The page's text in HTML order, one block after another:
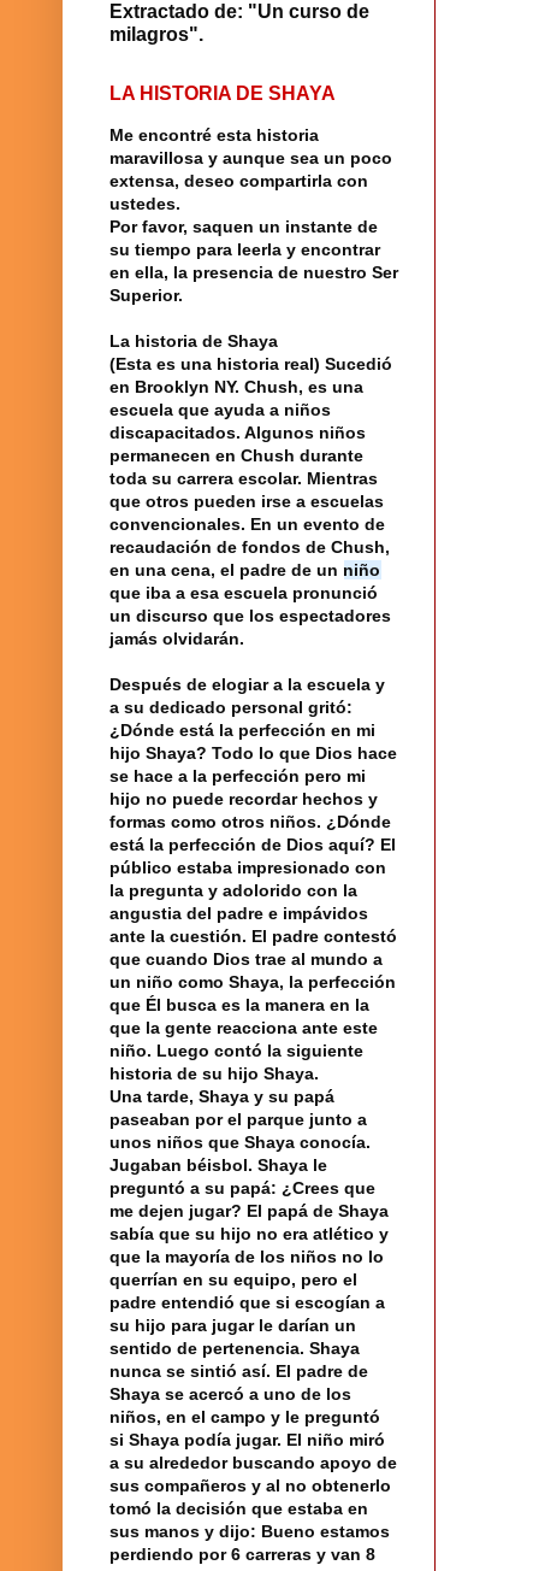
Extractado de: "Un curso de
milagros".
LA HISTORIA DE SHAYA
Me encontré esta historia
maravillosa y aunque sea un poco
extensa, deseo compartirla con
ustedes.
Por favor, saquen un instante de
su tiempo para leerla y encontrar
en ella, la presencia de nuestro Ser
Superior.
La historia de Shaya
(Esta es una historia real) Sucedió
en Brooklyn NY. Chush, es una
escuela que ayuda a niños
discapacitados. Algunos niños
permanecen en Chush durante
toda su carrera escolar. Mientras
que otros pueden irse a escuelas
convencionales. En un evento de
recaudación de fondos de Chush,
en una cena, el padre de un niño
que iba a esa escuela pronunció
un discurso que los espectadores
jamás olvidarán.
Después de elogiar a la escuela y
a su dedicado personal gritó:
¿Dónde está la perfección en mi
hijo Shaya? Todo lo que Dios hace
se hace a la perfección pero mi
hijo no puede recordar hechos y
formas como otros niños. ¿Dónde
está la perfección de Dios aquí? El
público estaba impresionado con
la pregunta y adolorido con la
angustia del padre e impávidos
ante la cuestión. El padre contestó
que cuando Dios trae al mundo a
un niño como Shaya, la perfección
que Él busca es la manera en la
que la gente reacciona ante este
niño. Luego contó la siguiente
historia de su hijo Shaya.
Una tarde, Shaya y su papá
paseaban por el parque junto a
unos niños que Shaya conocía.
Jugaban béisbol. Shaya le
preguntó a su papá: ¿Crees que
me dejen jugar? El papá de Shaya
sabía que su hijo no era atlético y
que la mayoría de los niños no lo
querrían en su equipo, pero el
padre entendió que si escogían a
su hijo para jugar le darían un
sentido de pertenencia. Shaya
nunca se sintió así. El padre de
Shaya se acercó a uno de los
niños, en el campo y le preguntó
si Shaya podía jugar. El niño miró
a su alrededor buscando apoyo de
sus compañeros y al no obtenerlo
tomó la decisión que estaba en
sus manos y dijo: Bueno estamos
perdiendo por 6 carreras y van 8